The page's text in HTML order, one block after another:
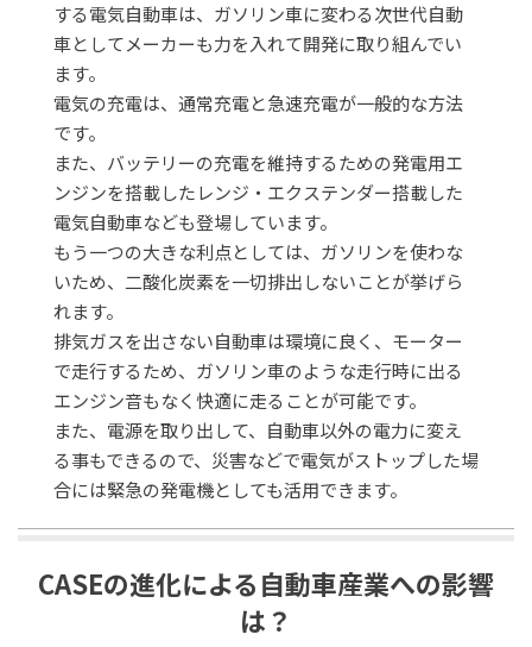
する電気自動車は、ガソリン車に変わる次世代自動
車としてメーカーも力を入れて開発に取り組んでい
ます。
電気の充電は、通常充電と急速充電が一般的な方法
です。
また、バッテリーの充電を維持するための発電用エ
ンジンを搭載したレンジ・エクステンダー搭載した
電気自動車なども登場しています。
もう一つの大きな利点としては、ガソリンを使わな
いため、二酸化炭素を一切排出しないことが挙げら
れます。
排気ガスを出さない自動車は環境に良く、モーター
で走行するため、ガソリン車のような走行時に出る
エンジン音もなく快適に走ることが可能です。
また、電源を取り出して、自動車以外の電力に変え
る事もできるので、災害などで電気がストップした場
合には緊急の発電機としても活用できます。
CASEの進化による自動車産業への影響
は？